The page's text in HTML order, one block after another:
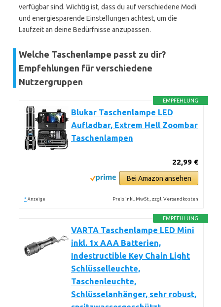
verfügbar sind. Wichtig ist, dass du auf verschiedene Modi
und energiesparende Einstellungen achtest, um die
Laufzeit an deine Bedürfnisse anzupassen.
Welche Taschenlampe passt zu dir?
Empfehlungen für verschiedene
Nutzergruppen
EMPFEHLUNG
Blukar Taschenlampe LED
Aufladbar, Extrem Hell Zoombar
Taschenlampen
22,99 €
Bei Amazon ansehen
* Anzeige Preis inkl. MwSt., zzgl. Versandkosten
EMPFEHLUNG
VARTA Taschenlampe LED Mini
inkl. 1x AAA Batterien,
Indestructible Key Chain Light
Schlüsselleuchte,
Taschenleuchte,
Schlüsselanhänger, sehr robust,